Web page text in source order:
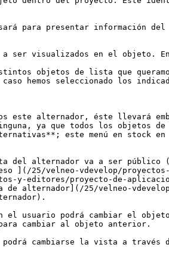
para presentar información
ser visualizados en el objeto.
objetos de lista que
hemos seleccionado los
este alternador, éste llevará
ya que todos los objetos
este menú en stock
del alternador va a ser público
](/25/velneo-vdevelop/
y-editores/proyecto-de-
alternador](/25/velneo-
usuario podrá cambiar el
cambiar al objeto anterior.
podrá cambiarse la vista a través